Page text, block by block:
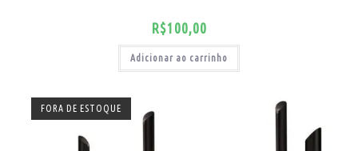
R$100,00
Adicionar ao carrinho
FORA DE ESTOQUE